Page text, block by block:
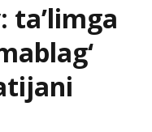
ta’limga